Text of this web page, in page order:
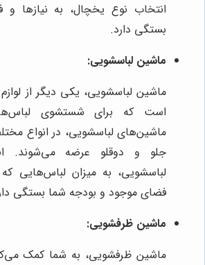
انتخاب نوع یخچال، به نیازها و
بستگی دارد.
ماشین لباسشویی:
ماشین لباسشویی، یکی دیگر از
است که برای شستشوی
ماشین‌های لباسشویی، در انواع
جلو و دوقلو عرضه می‌شوند.
لباسشویی، به میزان لباس‌هایی
فضای موجود و بودجه شما بستگی
ماشین ظرفشویی:
ماشین ظرفشویی، به شما کمک